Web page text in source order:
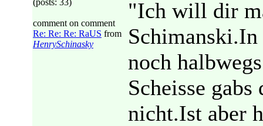
(posts: 33)
comment on comment
Re: Re: Re: RaUS from
HenrySchinasky
"Ich will dir
Schimanski.In
noch
Scheisse
nicht.Ist aber